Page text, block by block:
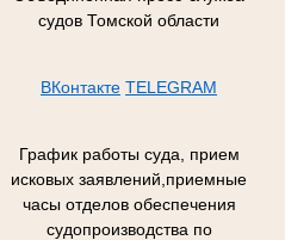
судов Томской области
ВКонтакте TELEGRAM
График работы суда, прием
исковых заявлений,приемные
часы отделов обеспечения
судопроизводства по